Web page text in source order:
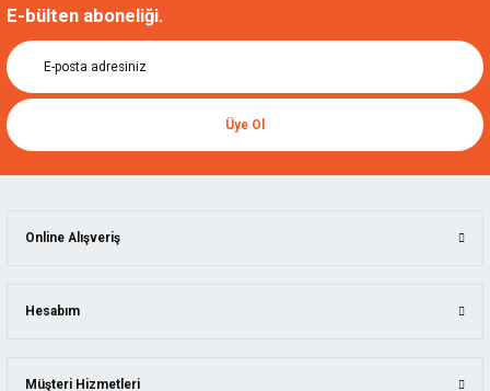
E-bülten aboneliği.
Üye Ol
Online Alışveriş
Hesabım
Müşteri Hizmetleri